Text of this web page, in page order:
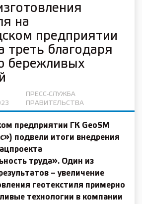
на
предприятии
треть благодаря
бережливых
ПРЕСС-СЛУЖБА
ПРАВИТЕЛЬСТВА
предприятии ГК GeoSM
подвели итоги внедрения
труда». Один из
– увеличение
геотекстиля примерно
технологии в компании